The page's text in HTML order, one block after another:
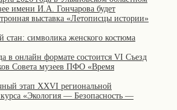
имени И.А. Гончарова будет
выставка «Летописцы истории»
стан: символика женского костюма
в онлайн формате состоится VI Съезд
Совета музеев ПФО «Время
этап XXVI региональной
«Экология — Безопасность —